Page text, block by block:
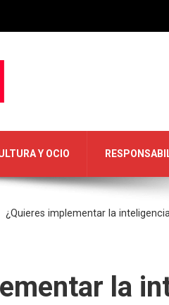
Y OCIO
¿Quieres implementar la
la